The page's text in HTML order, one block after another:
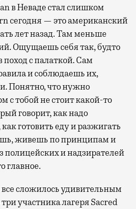
в Неваде стал слишком
сегодня — это американский
лет назад. Там меньше
Ощущаешь себя так, будто
с палаткой. Сам
и соблюдаешь их,
Понятно, что нужно
с тобой не стоит какой-то
говорит, как надо
готовить еду и разжигать
живешь по принципам и
полицейских и надзирателей
главное.
сложилось удивительным
участника лагеря Sacred